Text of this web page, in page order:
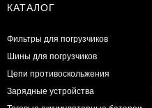
КАТАЛОГ
Фильтры для погрузчиков
Шины для погрузчиков
Цепи противоскольжения
Зарядные устройства